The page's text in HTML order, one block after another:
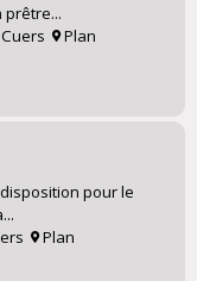
prêtre...
Plan
pour le
Plan